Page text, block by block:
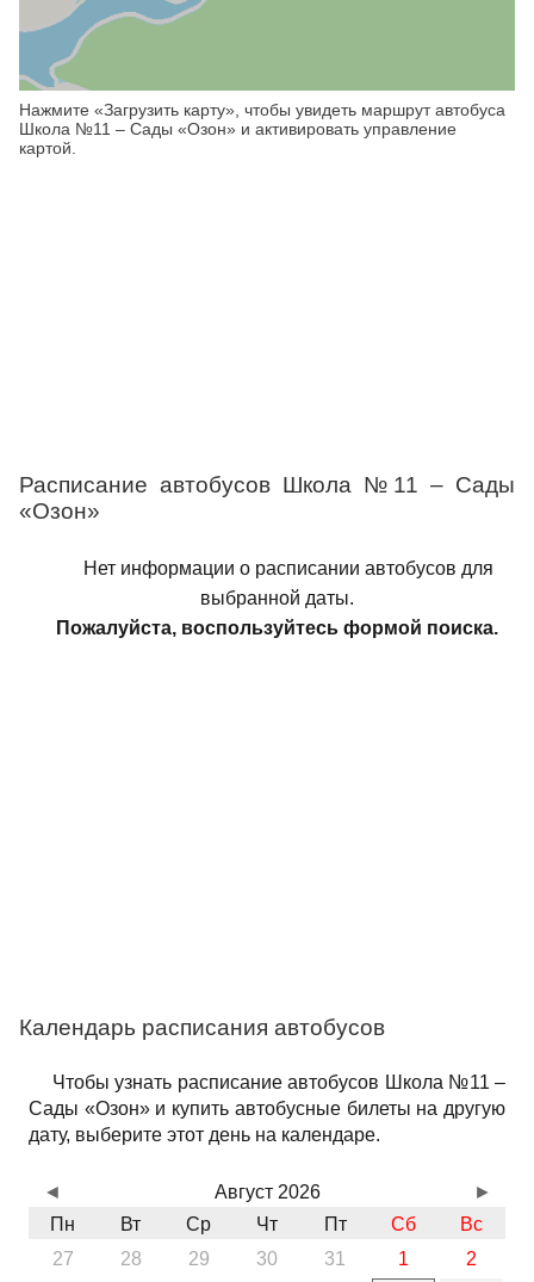
Нажмите «Загрузить карту», чтобы увидеть маршрут автобуса
Школа №11 – Сады «Озон» и активировать управление
картой.
Расписание автобусов Школа №11 – Сады
«Озон»
Нет информации о расписании автобусов для
выбранной даты.
Пожалуйста, воспользуйтесь формой поиска.
Календарь расписания автобусов
Чтобы узнать расписание автобусов Школа №11 –
Сады «Озон» и купить автобусные билеты на другую
дату, выберите этот день на календаре.
Август 2026
Пн
Вт Ср Чт Пт Сб
Вс
27
28 29 30 31 1
2
◄ ►